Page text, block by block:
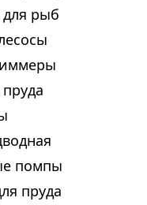
рыб
помпы
пруда